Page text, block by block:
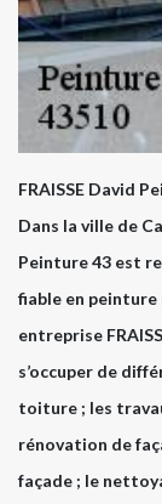
FRAISSE David
Dans la ville de
Peinture 43 est
fiable en
entreprise
s’occuper de
toiture ; les
rénovation de
façade ; le